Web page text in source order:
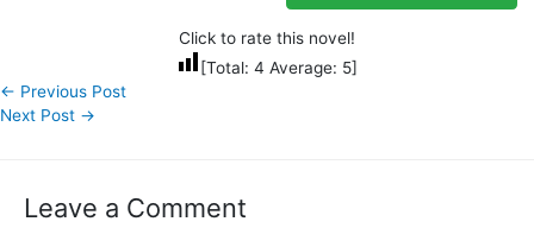
Click to rate this novel!
[Total: 4 Average: 5]
← Previous Post
Next Post →
Leave a Comment